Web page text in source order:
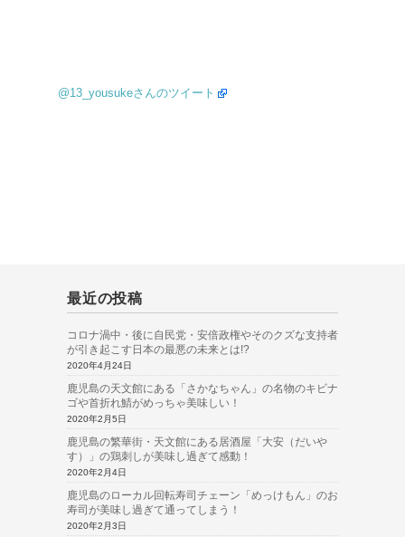
@13_yousukeさんのツイート
最近の投稿
コロナ渦中・後に自民党・安倍政権やそのクズな支持者
が引き起こす日本の最悪の未来とは!?
2020年4月24日
鹿児島の天文館にある「さかなちゃん」の名物のキビナ
ゴや首折れ鯖がめっちゃ美味しい！
2020年2月5日
鹿児島の繁華街・天文館にある居酒屋「大安（だいや
す）」の鶏刺しが美味し過ぎて感動！
2020年2月4日
鹿児島のローカル回転寿司チェーン「めっけもん」のお
寿司が美味し過ぎて通ってしまう！
2020年2月3日